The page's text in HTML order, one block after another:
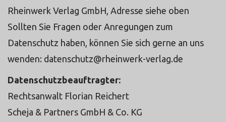
Rheinwerk Verlag GmbH, Adresse siehe oben
Sollten Sie Fragen oder Anregungen zum
Datenschutz haben, können Sie sich gerne an uns
wenden: datenschutz@rheinwerk-verlag.de
Datenschutzbeauftragter:
Rechtsanwalt Florian Reichert
Scheja & Partners GmbH & Co. KG